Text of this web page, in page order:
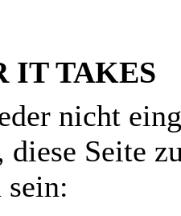
IT TAKES
nicht
Seite
sein: